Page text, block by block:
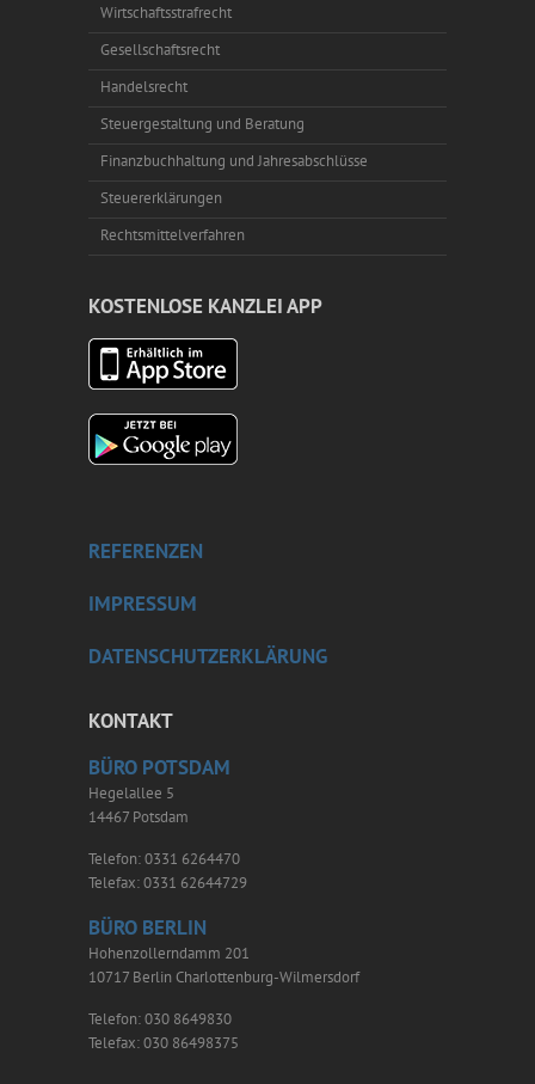
Wirtschaftsstrafrecht
Gesellschaftsrecht
Handelsrecht
Steuergestaltung und Beratung
Finanzbuchhaltung und Jahresabschlüsse
Steuererklärungen
Rechtsmittelverfahren
KOSTENLOSE KANZLEI APP
REFERENZEN
IMPRESSUM
DATENSCHUTZERKLÄRUNG
KONTAKT
BÜRO POTSDAM
Hegelallee 5
14467 Potsdam
Telefon: 0331 6264470
Telefax: 0331 62644729
BÜRO BERLIN
Hohenzollerndamm 201
10717 Berlin Charlottenburg-Wilmersdorf
Telefon: 030 8649830
Telefax: 030 86498375